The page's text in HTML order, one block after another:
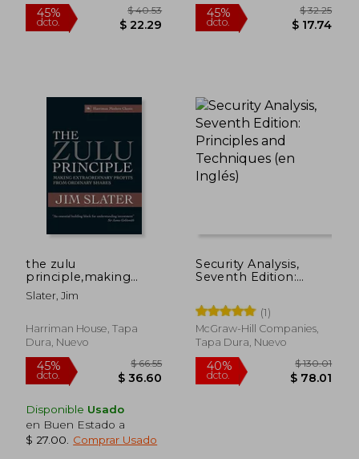
Centavos, Acciones y
Futuros. (2) (Trading
45%
Nuevo
45%
the zulu
principle,making
extraordinary profits
from ordinary shares
Slater, Jim
Harriman House, Tapa
Dura, Nuevo
Disponible Usado
en Buen Estado a
$ 27.00
Comprar Usado
Security Analysis,
Seventh Edition:
Techniques (en
Inglés)
(1)
McGraw-Hill Companies,
Tapa Dura, Nuevo